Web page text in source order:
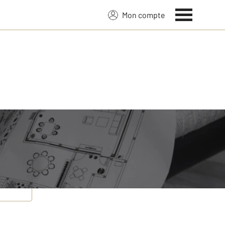
Mon compte